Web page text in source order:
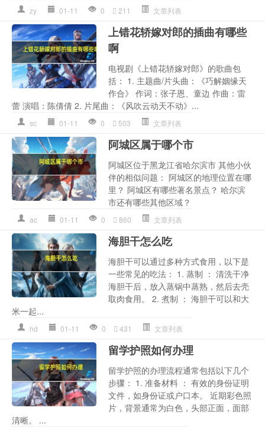
zy 01-11 0 211 文章列表
上错花轿嫁对郎的插曲有哪些
啊
电视剧《上错花轿嫁对郎》的歌曲包
括： 1. 主题曲/片头曲：《巧解姻缘天
作合》 作词：张子恩、童边 作曲：雷
蕾 演唱：陈倩倩 2. 片尾曲：《风吹云动天不动》...
sc 01-11 0 503 文章列表
阿城区属于哪个市
阿城区位于黑龙江省哈尔滨市 其他小伙
伴的相似问题： 阿城区的地理位置在哪
里？ 阿城区有哪些著名景点？ 哈尔滨
市还有哪些其他区域？
ac 01-11 0 860 文章列表
海胆干怎么吃
海胆干可以通过多种方式食用，以下是
一些常见的吃法： 1. 蒸制 ： 清洗干净
海胆干后，放入蒸锅中蒸熟，然后去壳
取肉食用。 2. 煮制 ： 海胆干可以和大
米一起...
hd 01-11 0 431 文章列表
留学护照如何办理
留学护照的办理流程通常包括以下几个
步骤： 1. 准备材料 ： 有效的身份证明
文件，如身份证或户口本。 近期彩色照
片，背景通常为白色，头部正面，面部
清晰。 ...